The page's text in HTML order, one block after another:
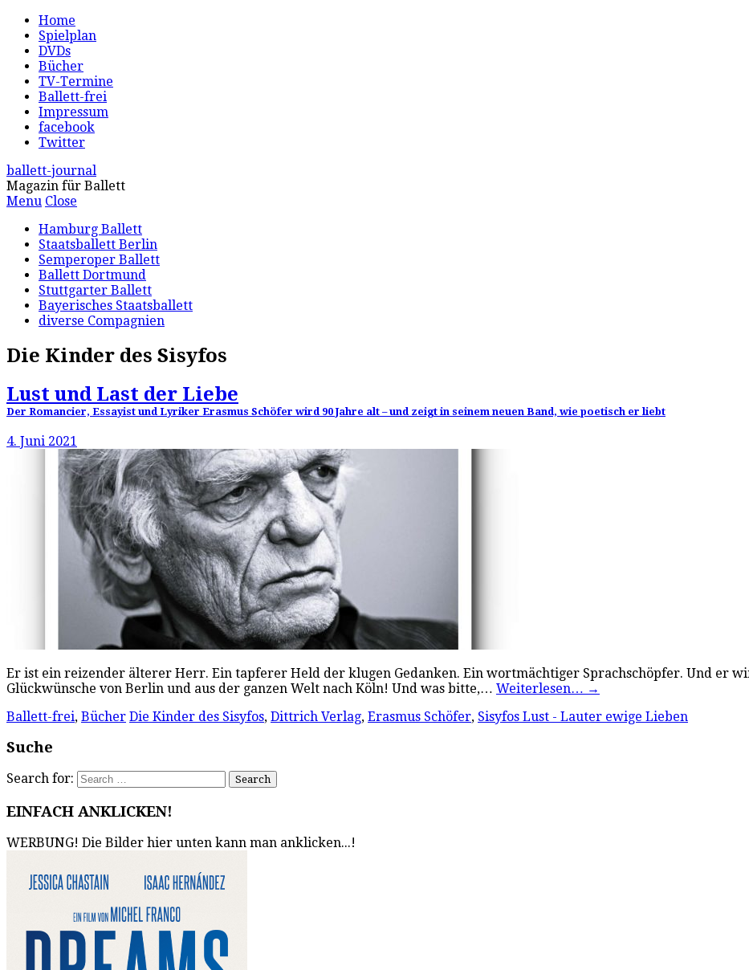
Home
Spielplan
DVDs
Bücher
TV-Termine
Ballett-frei
Impressum
facebook
Twitter
ballett-journal
Magazin für Ballett
Menu Close
Hamburg Ballett
Staatsballett Berlin
Semperoper Ballett
Ballett Dortmund
Stuttgarter Ballett
Bayerisches Staatsballett
diverse Compagnien
Die Kinder des Sisyfos
Lust und Last der Liebe
Der Romancier, Essayist und Lyriker Erasmus Schöfer wird 90 Jahre alt – und zeigt in seinem neuen Band, wie poetisch er liebt
4. Juni 2021
Er ist ein reizender älterer Herr. Ein tapferer Held der klugen Gedanken. Ein wortmächtiger Sprachschöpfer. Und er
Glückwünsche von Berlin und aus der ganzen Welt nach Köln! Und was bitte,… Weiterlesen… →
Ballett-frei, Bücher Die Kinder des Sisyfos, Dittrich Verlag, Erasmus Schöfer, Sisyfos Lust - Lauter ewige Lieben
Suche
Search for:
EINFACH ANKLICKEN!
WERBUNG! Die Bilder hier unten kann man anklicken...!